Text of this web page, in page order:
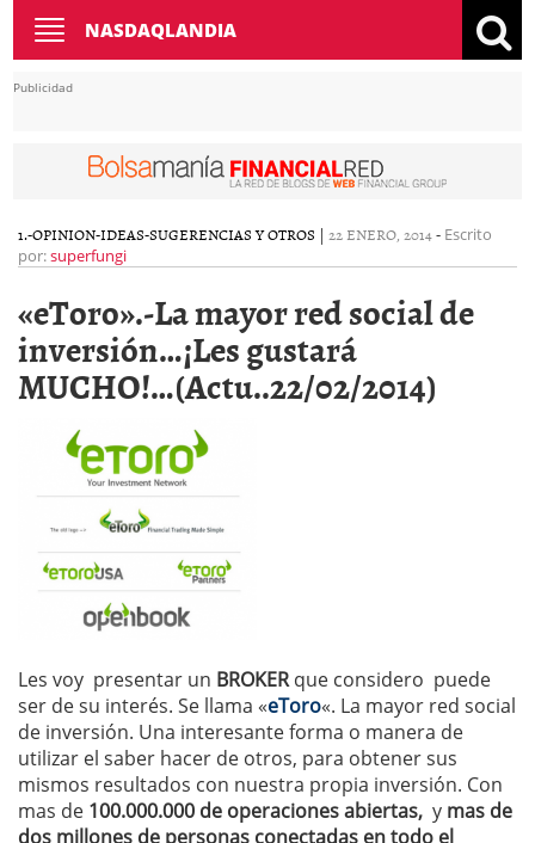
Toggle
navigation
NASDAQLANDIA
Publicidad
1.-OPINION-IDEAS-SUGERENCIAS Y OTROS | 22 ENERO, 2014- Escrito
por:superfungi
«eToro».-La mayor red social de
inversión…¡Les gustará
MUCHO!…(Actu..22/02/2014)
Les voy presentar un BROKERque considero puede
ser de su interés. Se llama «eToro«. La mayor red social
de inversión. Una interesante forma o manera de
utilizar el saber hacer de otros, para obtener sus
mismos resultados con nuestra propia inversión. Con
mas de 100.000.000 de operaciones abiertas, y mas de
dos millones de personas conectadas en todo el